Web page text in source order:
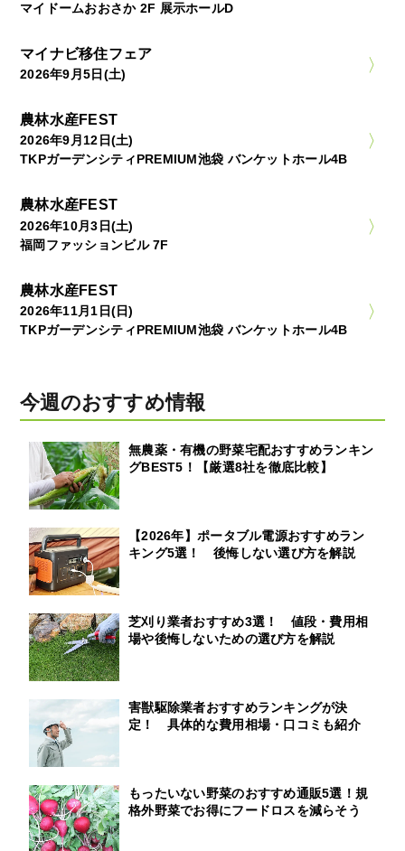
マイドームおおさか 2F 展示ホールD
マイナビ移住フェア
2026年9月5日(土)
農林水産FEST
2026年9月12日(土)
TKPガーデンシティPREMIUM池袋 バンケットホール4B
農林水産FEST
2026年10月3日(土)
福岡ファッションビル 7F
農林水産FEST
2026年11月1日(日)
TKPガーデンシティPREMIUM池袋 バンケットホール4B
今週のおすすめ情報
無農薬・有機の野菜宅配おすすめランキン
グBEST5！【厳選8社を徹底比較】
【2026年】ポータブル電源おすすめラン
キング5選！ 後悔しない選び方を解説
芝刈り業者おすすめ3選！ 値段・費用相
場や後悔しないための選び方を解説
害獣駆除業者おすすめランキングが決
定！ 具体的な費用相場・口コミも紹介
もったいない野菜のおすすめ通販5選！規
格外野菜でお得にフードロスを減らそう